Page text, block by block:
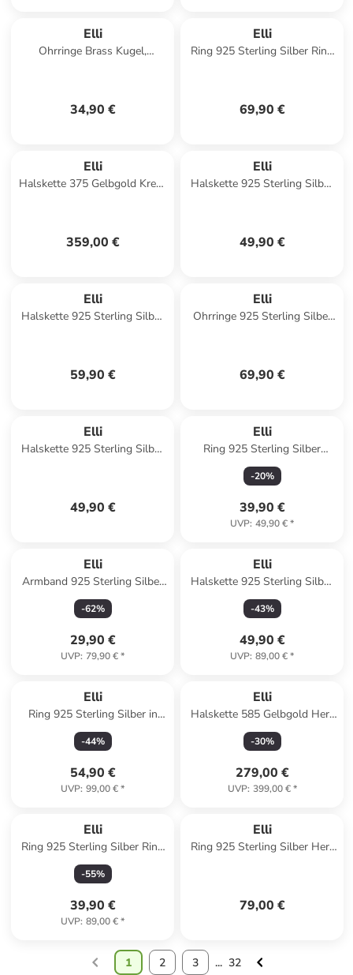
Elli
Ohrringe Brass Kugel,
34,90 €
Elli
Ring 925 Sterling Silber Ring
69,90 €
Elli
Halskette 375 Gelbgold Kreuz
359,00 €
Elli
Halskette 925 Sterling Silber
49,90 €
Elli
Halskette 925 Sterling Silber
59,90 €
Elli
Ohrringe 925 Sterling Silber
69,90 €
Elli
Halskette 925 Sterling Silber
49,90 €
Elli
Ring 925 Sterling Silber
Verlobungsring in Silber
-20%
39,90 €
UVP: 49,90 €*
Elli
Armband 925 Sterling Silber
Schleife, Trachtenschmuck in
Rosegold
-62%
29,90 €
UVP: 79,90 €*
Elli
Halskette 925 Sterling Silber
Plättchen in Weiß
-43%
49,90 €
UVP: 89,00 €*
Elli
Ring 925 Sterling Silber in
Gold
-44%
54,90 €
UVP: 99,00 €*
Elli
Halskette 585 Gelbgold Herz
in Gold
-30%
279,00 €
UVP: 399,00 €*
Elli
Ring 925 Sterling Silber Ring
Set in Rosegold
-55%
39,90 €
UVP: 89,00 €*
Elli
Ring 925 Sterling Silber Herz
79,00 €
1 2 3 ... 32